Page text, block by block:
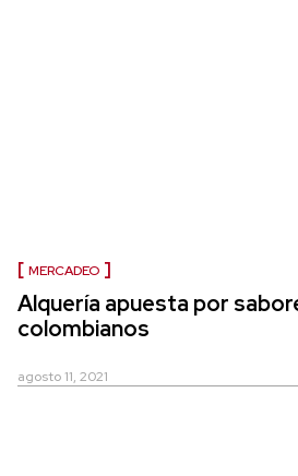
MERCADEO
Alquería apuesta por
colombianos
agosto 11, 2021